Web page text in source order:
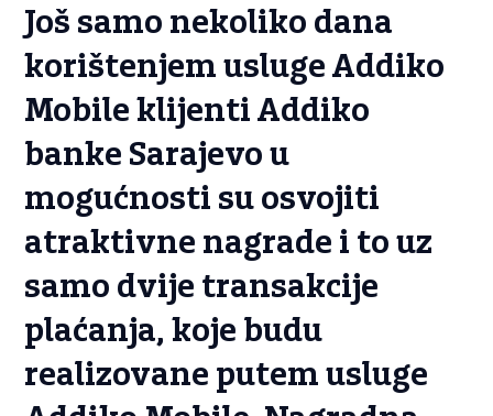
Još samo nekoliko dana
korištenjem usluge Addiko
Mobile klijenti Addiko
banke Sarajevo u
mogućnosti su osvojiti
atraktivne nagrade i to uz
samo dvije transakcije
plaćanja, koje budu
realizovane putem usluge